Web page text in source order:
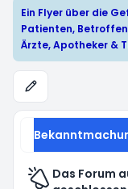
Ein Flyer über die
Patienten,
Ärzte, Apotheker &
Das Forum